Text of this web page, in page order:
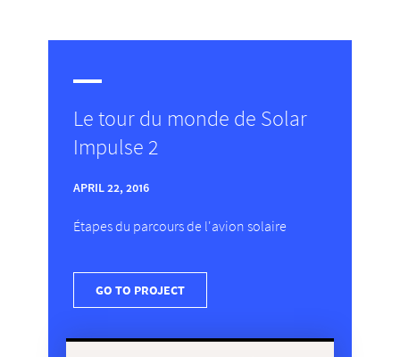
Le tour du monde de Solar
Impulse 2
APRIL 22, 2016
Étapes du parcours de l'avion solaire
GO TO PROJECT